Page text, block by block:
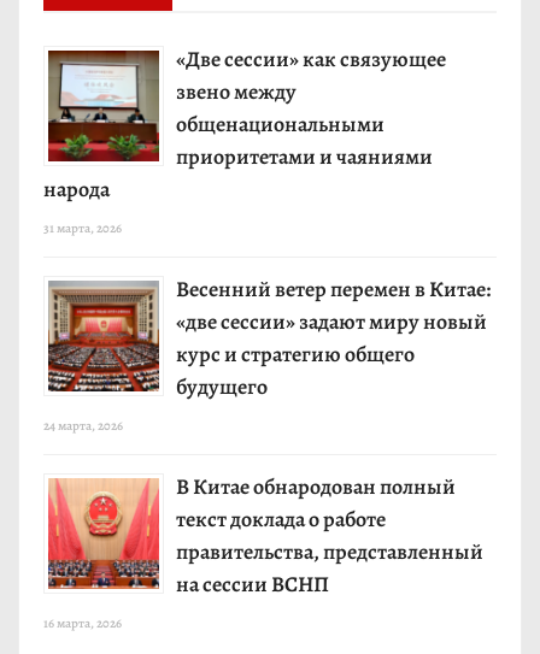
«Две сессии» как связующее
звено между
общенациональными
приоритетами и чаяниями
народа
31 марта, 2026
Весенний ветер перемен в Китае:
«две сессии» задают миру новый
курс и стратегию общего
будущего
24 марта, 2026
В Китае обнародован полный
текст доклада о работе
правительства, представленный
на сессии ВСНП
16 марта, 2026